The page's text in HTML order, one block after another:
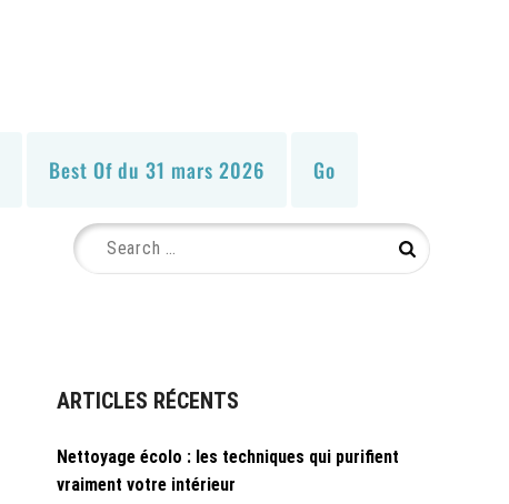
Best Of du 31 mars 2026 Go
Search
for:
Search
ARTICLES RÉCENTS
Nettoyage écolo : les techniques qui purifient
vraiment votre intérieur